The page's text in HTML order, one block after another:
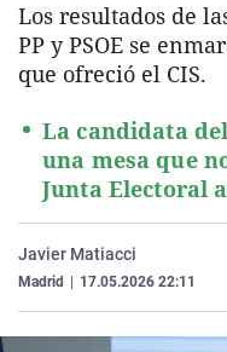
Los resultados de
PP y PSOE se
que ofreció el CIS.
La candidata
una mesa que
Junta Electoral
Javier Matiacci
Madrid 17.05.2026 22:11